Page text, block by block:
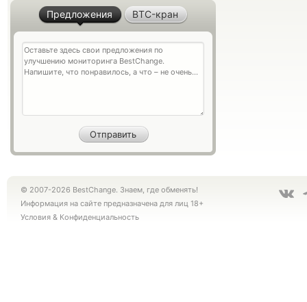
Предложения BTC-кран
© 2007-2026 BestChange. Знаем, где обменять!
Информация на сайте предназначена для лиц 18+
Условия & Конфиденциальность